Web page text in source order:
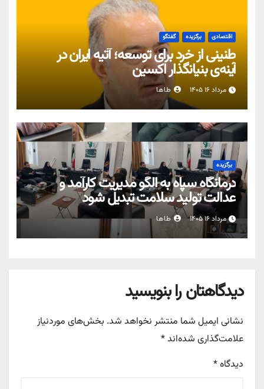
اقتصادی برگزیده گفتگو
طنینی از خرد برای توسعه؛ آتیه ایران در
آینه‌ی بنیانگذار اکسین
مرداد ۱۶ ۱۴۰۵ طاها
برگزیده
درمانگاه سپاه به الگو مدیریت کارآمد و
عدالت تولید سلامت تبدیل شود
مرداد ۱۶ ۱۴۰۵ طاها
دیدگاهتان را بنویسید
نشانی ایمیل شما منتشر نخواهد شد. بخش‌های موردنیاز
علامت‌گذاری شده‌اند*
دیدگاه*